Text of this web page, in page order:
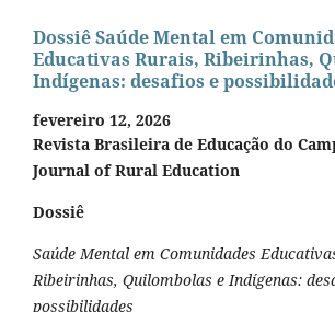
Dossiê Saúde Mental em
Educativas Rurais, Ribeirinhas,
Indígenas: desafios e
fevereiro 12, 2026
Revista Brasileira de Educação do
Journal of Rural Education
Dossiê
Saúde Mental em Comunidades
Ribeirinhas, Quilombolas e Indígenas:
possibilidades